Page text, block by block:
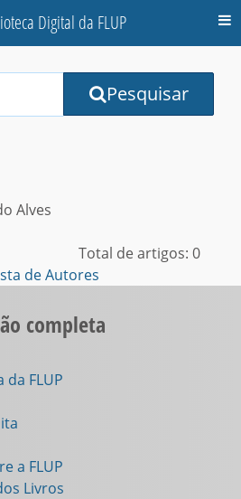
Digital da FLUP
Pesquisar
Alves
Total de artigos: 0
de Autores
completa
da FLUP
a FLUP
Livros